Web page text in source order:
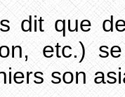
dit que
etc.)
son